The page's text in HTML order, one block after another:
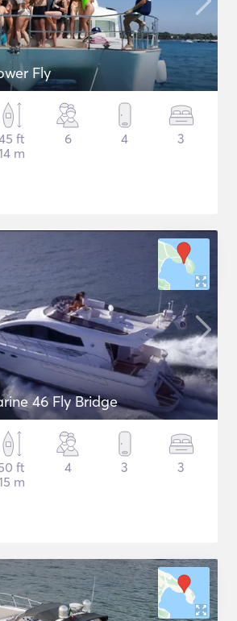
Fly
ft
m
6 4 3
46 Fly Bridge
ft
m
4 3 3